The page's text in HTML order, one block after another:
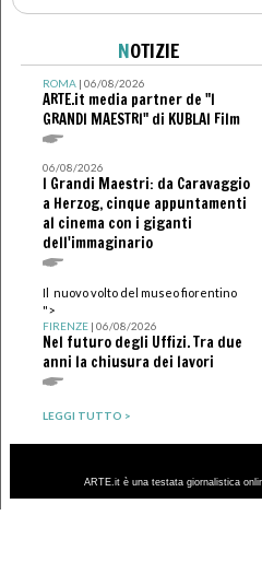
NOTIZIE
ROMA| 06/08/2026
ARTE.it media partner de "I
GRANDI MAESTRI" di KUBLAI Film
06/08/2026
I Grandi Maestri: da Caravaggio
a Herzog, cinque appuntamenti
al cinema con i giganti
dell'immaginario
Il nuovo volto del museo fiorentino
">
FIRENZE| 06/08/2026
Nel futuro degli Uffizi. Tra due
anni la chiusura dei lavori
LEGGI TUTTO >
ARTE.it è una testata giornalistica